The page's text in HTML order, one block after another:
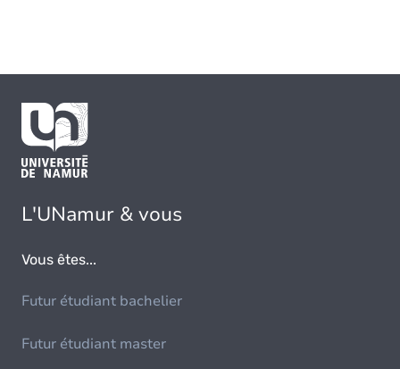
L'UNamur & vous
Vous êtes...
Futur étudiant bachelier
Futur étudiant master